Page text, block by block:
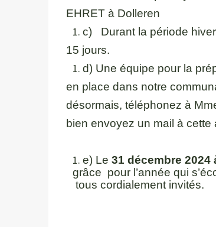
EHRET à Dolleren
c) Durant la période
15 jours.
d) Une équipe pour la
en place dans notre
désormais, téléphonez à
bien envoyez un mail à cette
e) Le31 décembre 2024
grâce pour l’année qui
tous cordialement invités.